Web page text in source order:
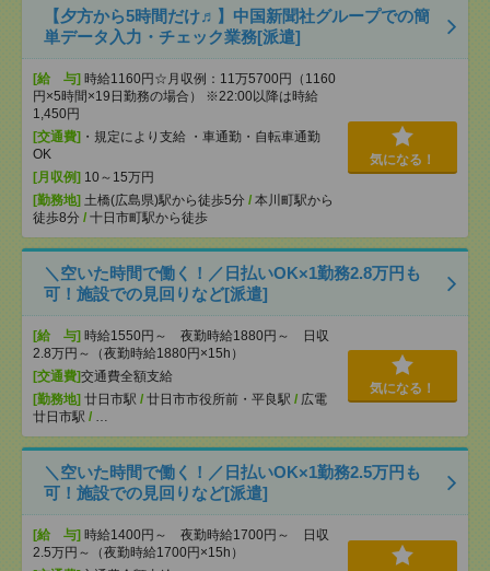
【夕方から5時間だけ♬】中国新聞社グループでの簡
単データ入力・チェック業務[派遣]
[給 与] 時給1160円☆月収例：11万5700円（1160
円×5時間×19日勤務の場合） ※22:00以降は時給
1,450円
[交通費] ・規定により支給 ・車通勤・自転車通勤
OK
[月収例] 10～15万円
[勤務地] 土橋(広島県)駅から徒歩5分 / 本川町駅から
徒歩8分 / 十日市町駅から徒歩
気になる！
＼空いた時間で働く！／日払いOK×1勤務2.8万円も
可！施設での見回りなど[派遣]
[給 与] 時給1550円～ 夜勤時給1880円～ 日収
2.8万円～（夜勤時給1880円×15h）
[交通費]交通費全額支給
[勤務地] 廿日市駅 / 廿日市市役所前・平良駅 / 広電
廿日市駅 /
気になる！
＼空いた時間で働く！／日払いOK×1勤務2.5万円も
可！施設での見回りなど[派遣]
[給 与] 時給1400円～ 夜勤時給1700円～ 日収
2.5万円～（夜勤時給1700円×15h）